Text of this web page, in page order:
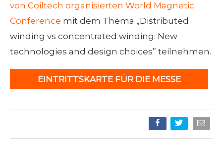
von Coiltech organisierten World Magnetic
Conference mit dem Thema „Distributed
winding vs concentrated winding: New
technologies and design choices” teilnehmen.
EINTRITTSKARTE FÜR DIE MESSE